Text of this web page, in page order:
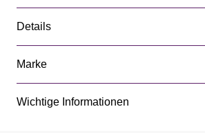
Details
Marke
Wichtige Informationen